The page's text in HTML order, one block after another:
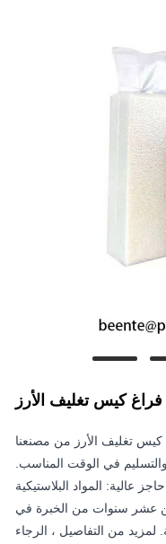
كيس تغليف الأرز
تغليف الأرز من مصنعنا
في الوقت المناسب.
عالية: المواد البلاستيكية
عشر سنوات من الخبرة في
من التفاصيل ، الرجاء